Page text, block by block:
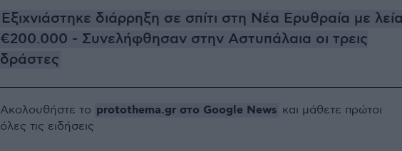
Εξιχνιάστηκε διάρρηξη σε σπίτι στη Νέα Ερυθραία με
€200.000 - Συνελήφθησαν στην Αστυπάλαια οι τρεις
δράστες
Ακολουθήστε το protothema.gr στο Google News και μάθετε πρώτοι
όλες τις ειδήσεις